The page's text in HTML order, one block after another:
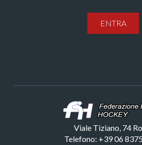
ENTRA
Viale Tiziano, 74
Telefono: +39 06